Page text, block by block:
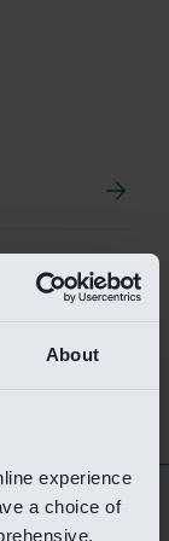
About
experience
a choice of